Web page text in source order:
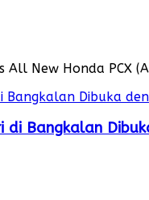
All New Honda
di Bangkalan